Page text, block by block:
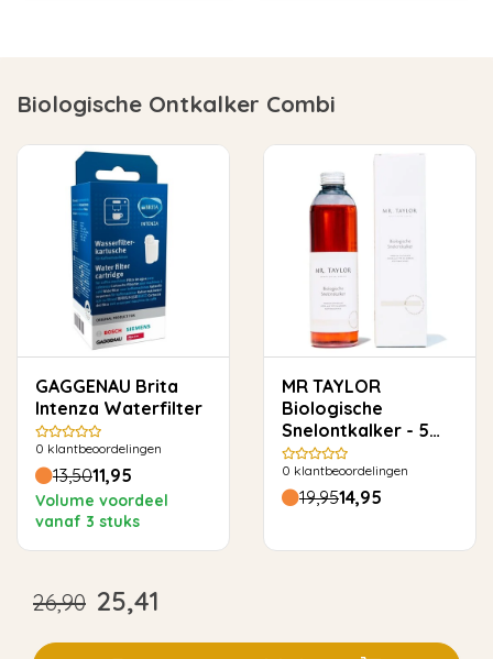
Biologische Ontkalker Combi
GAGGENAU Brita
Intenza Waterfilter
0 klantbeoordelingen
13,5011,95
Volume voordeel
vanaf 3 stuks
MR TAYLOR
Biologische
Snelontkalker - 5
keer ontkalken
0 klantbeoordelingen
19,9514,95
26,90 25,41